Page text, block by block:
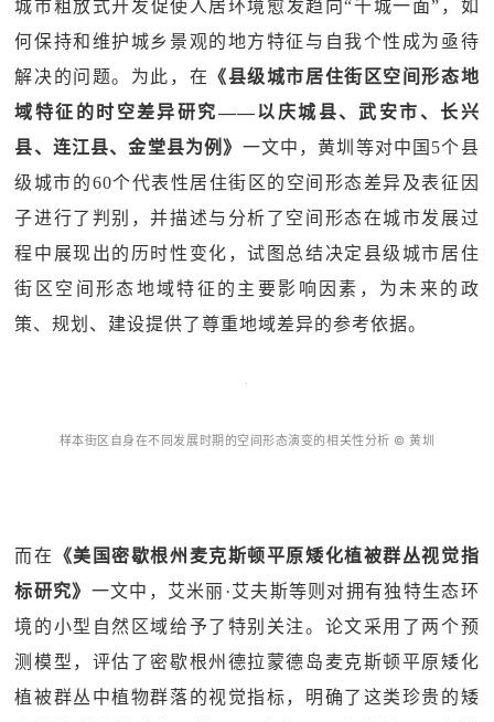
城市粗放式开发促使人居环境愈发趋向“千城一面”，如
何保持和维护城乡景观的地方特征与自我个性成为亟待
解决的问题。为此，在 《县级城市居住街区空间形态地
域特征的时空差异研究——以庆城县、武安市、长兴
县、连江县、金堂县为例》 一文中，黄圳等对中国5个县
级城市的60个代表性居住街区的空间形态差异及表征因
子进行了判别，并描述与分析了空间形态在城市发展过
程中展现出的历时性变化，试图总结决定县级城市居住
街区空间形态地域特征的主要影响因素，为未来的政
策、规划、建设提供了尊重地域差异的参考依据。
样本街区自身在不同发展时期的空间形态演变的相关性分析 © 黄圳
而在
《美国密歇根州麦克斯顿平原矮化植被群丛视觉指
标研究》 一文中，艾米丽·艾夫斯等则对拥有独特生态环
境的小型自然区域给予了特别关注。论文采用了两个预
测模型，评估了密歇根州德拉蒙德岛麦克斯顿平原矮化
植被群丛中植物群落的视觉指标，明确了这类珍贵的矮